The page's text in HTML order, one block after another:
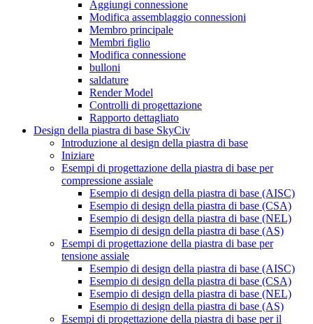
Aggiungi connessione
Modifica assemblaggio connessioni
Membro principale
Membri figlio
Modifica connessione
bulloni
saldature
Render Model
Controlli di progettazione
Rapporto dettagliato
Design della piastra di base SkyCiv
Introduzione al design della piastra di base
Iniziare
Esempi di progettazione della piastra di base per
compressione assiale
Esempio di design della piastra di base (AISC)
Esempio di design della piastra di base (CSA)
Esempio di design della piastra di base (NEL)
Esempio di design della piastra di base (AS)
Esempi di progettazione della piastra di base per
tensione assiale
Esempio di design della piastra di base (AISC)
Esempio di design della piastra di base (CSA)
Esempio di design della piastra di base (NEL)
Esempio di design della piastra di base (AS)
Esempi di progettazione della piastra di base per il